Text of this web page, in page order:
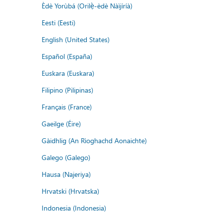
Èdè Yorùbá (Orilẹ̀-èdè Nàìjíríà)
Eesti (Eesti)
English (United States)
Español (España)
Euskara (Euskara)
Filipino (Pilipinas)
Français (France)
Gaeilge (Éire)
Gàidhlig (An Rìoghachd Aonaichte)
Galego (Galego)
Hausa (Najeriya)
Hrvatski (Hrvatska)
Indonesia (Indonesia)